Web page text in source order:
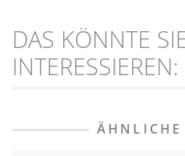
DAS KÖNNTE
INTERESSIEREN:
ÄHNLICHE